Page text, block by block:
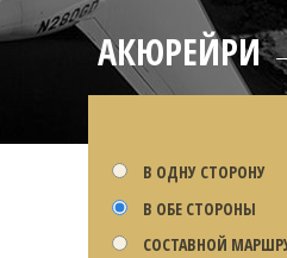
АКЮРЕЙРИ
В ОДНУ СТОРОНУ
В ОБЕ СТОРОНЫ
СОСТАВНОЙ